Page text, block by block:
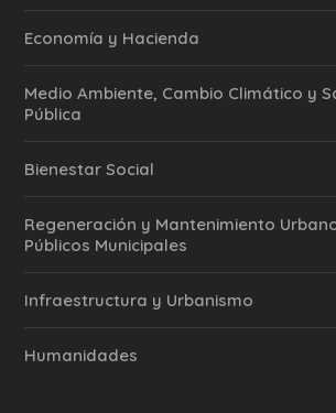
Economía y Hacienda
Medio Ambiente, Cambio Climático y
Pública
Bienestar Social
Regeneración y Mantenimiento
Públicos Municipales
Infraestructura y Urbanismo
Humanidades